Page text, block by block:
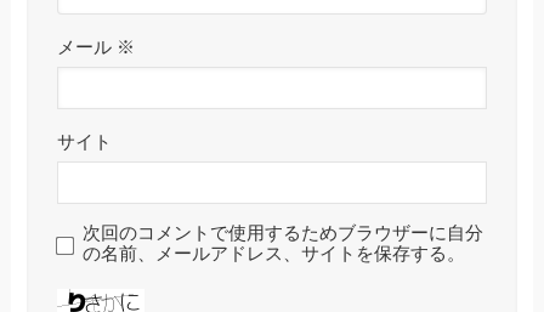
メール ※
サイト
次回のコメントで使用するためブラウザーに自分
の名前、メールアドレス、サイトを保存する。